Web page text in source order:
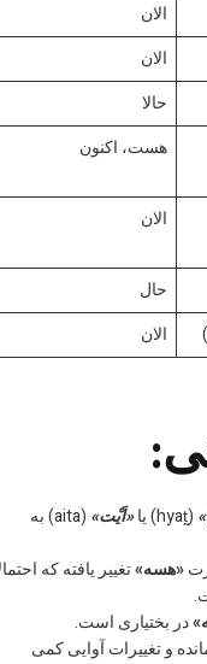
الان
الان
حالا
هست، اکنون
الان
حال
الان
(hyat̰) یا «اَیْت»
(aita) به
«هسه»تغییر یافته که
در بختیاری است.
و تغییرات آوایی کمی